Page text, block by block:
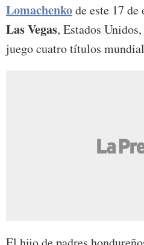
Lomachenkode este 17
Las Vegas, Estados
juego cuatro títulos